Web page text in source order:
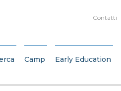
Contatti
Camp Early Education